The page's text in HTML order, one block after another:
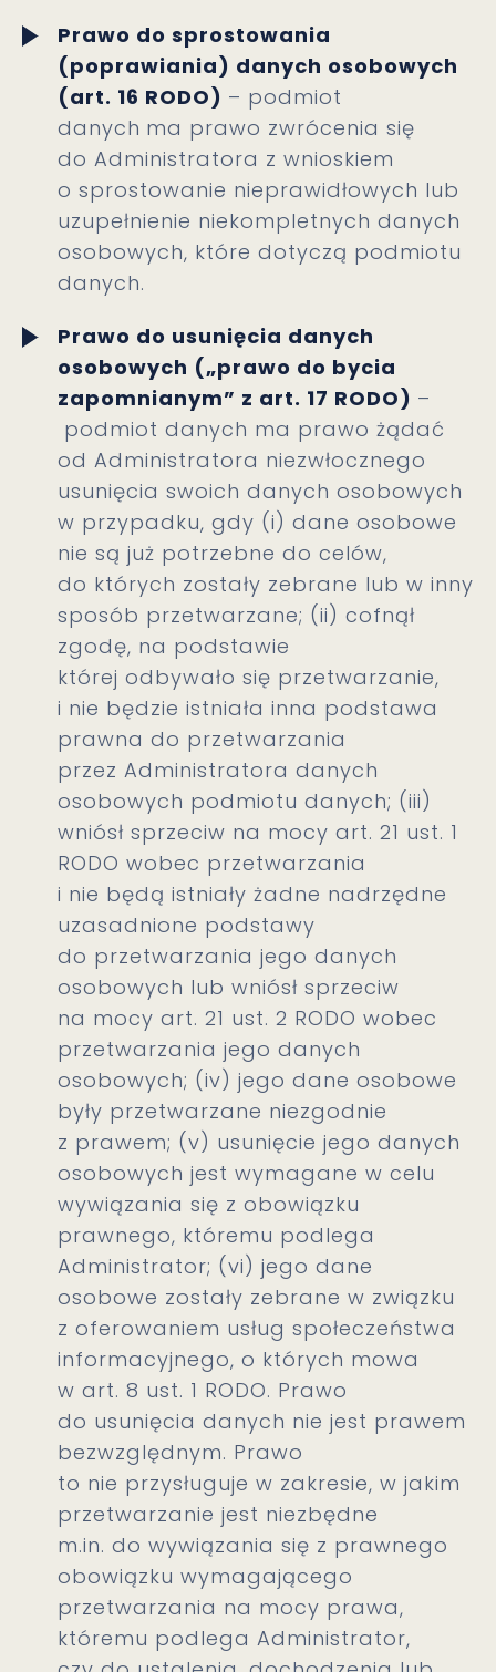
Prawo do sprostowania
(poprawiania) danych osobowych
(art. 16 RODO) – podmiot
danych ma prawo zwrócenia się
do Administratora z wnioskiem
o sprostowanie nieprawidłowych lub
uzupełnienie niekompletnych danych
osobowych, które dotyczą podmiotu
danych.
Prawo do usunięcia danych
osobowych („prawo do bycia
zapomnianym” z art. 17 RODO) –
podmiot danych ma prawo żądać
od Administratora niezwłocznego
usunięcia swoich danych osobowych
w przypadku, gdy (i) dane osobowe
nie są już potrzebne do celów,
do których zostały zebrane lub w inny
sposób przetwarzane; (ii) cofnął
zgodę, na podstawie
której odbywało się przetwarzanie,
i nie będzie istniała inna podstawa
prawna do przetwarzania
przez Administratora danych
osobowych podmiotu danych; (iii)
wniósł sprzeciw na mocy art. 21 ust. 1
RODO wobec przetwarzania
i nie będą istniały żadne nadrzędne
uzasadnione podstawy
do przetwarzania jego danych
osobowych lub wniósł sprzeciw
na mocy art. 21 ust. 2 RODO wobec
przetwarzania jego danych
osobowych; (iv) jego dane osobowe
były przetwarzane niezgodnie
z prawem; (v) usunięcie jego danych
osobowych jest wymagane w celu
wywiązania się z obowiązku
prawnego, któremu podlega
Administrator; (vi) jego dane
osobowe zostały zebrane w związku
z oferowaniem usług społeczeństwa
informacyjnego, o których mowa
w art. 8 ust. 1 RODO. Prawo
do usunięcia danych nie jest prawem
bezwzględnym. Prawo
to nie przysługuje w zakresie, w jakim
przetwarzanie jest niezbędne
m.in. do wywiązania się z prawnego
obowiązku wymagającego
przetwarzania na mocy prawa,
któremu podlega Administrator,